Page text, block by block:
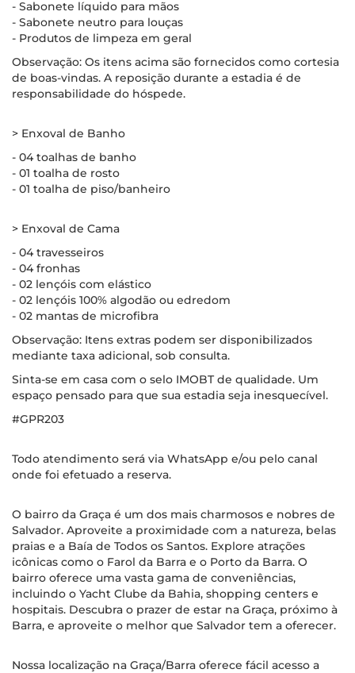
- Sabonete líquido para mãos
- Sabonete neutro para louças
- Produtos de limpeza em geral
Observação: Os itens acima são fornecidos como cortesia
de boas-vindas. A reposição durante a estadia é de
responsabilidade do hóspede.
> Enxoval de Banho
- 04 toalhas de banho
- 01 toalha de rosto
- 01 toalha de piso/banheiro
> Enxoval de Cama
- 04 travesseiros
- 04 fronhas
- 02 lençóis com elástico
- 02 lençóis 100% algodão ou edredom
- 02 mantas de microfibra
Observação: Itens extras podem ser disponibilizados
mediante taxa adicional, sob consulta.
Sinta-se em casa com o selo IMOBT de qualidade. Um
espaço pensado para que sua estadia seja inesquecível.
#GPR203
Todo atendimento será via WhatsApp e/ou pelo canal
onde foi efetuado a reserva.
O bairro da Graça é um dos mais charmosos e nobres de
Salvador. Aproveite a proximidade com a natureza, belas
praias e a Baía de Todos os Santos. Explore atrações
icônicas como o Farol da Barra e o Porto da Barra. O
bairro oferece uma vasta gama de conveniências,
incluindo o Yacht Clube da Bahia, shopping centers e
hospitais. Descubra o prazer de estar na Graça, próximo à
Barra, e aproveite o melhor que Salvador tem a oferecer.
Nossa localização na Graça/Barra oferece fácil acesso a